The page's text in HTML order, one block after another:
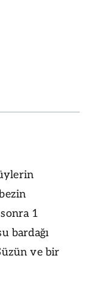
1
bardağı
ve bir